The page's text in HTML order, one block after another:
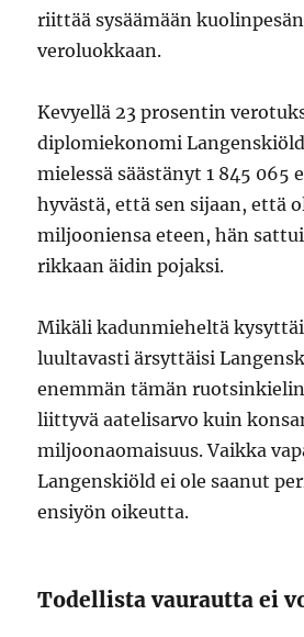
riittää sysäämään
veroluokkaan.
Kevyellä 23 prosentin
diplomiekonomi
mielessä säästänyt 1 845 065
hyvästä, että sen sijaan, että
miljooniensa eteen, hän
rikkaan äidin pojaksi.
Mikäli kadunmieheltä
luultavasti ärsyttäisi
enemmän tämän
liittyvä aatelisarvo kuin
miljoonaomaisuus. Vaikka
Langenskiöld ei ole saanut
ensiyön oikeutta.
Todellista vaurautta ei